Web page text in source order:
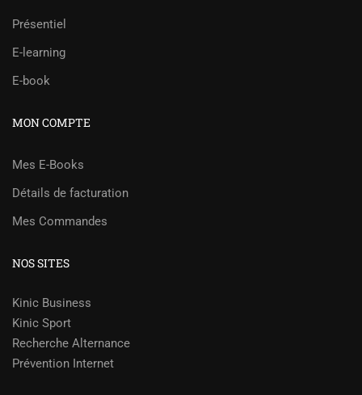
Présentiel
E-learning
E-book
MON COMPTE
Mes E-Books
Détails de facturation
Mes Commandes
NOS SITES
Kinic Business
Kinic Sport
Recherche Alternance
Prévention Internet